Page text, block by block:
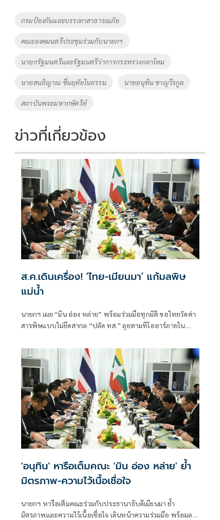
o
k
Li
k
Tags
กรมป้องกันและบรรเทาสาธารณภัย
คณะองคมนตรีประชุมร่วมกับนายกฯ
นายกรัฐมนตรีและรัฐมนตรีว่าการกระทรวงกลาโหม
นายสนธิญาณ ชื่นฤทัยในธรรม นายอนุทิน ชาญวีรกูล
สถาบันพระมหากษัตริย์
ข่าวที่เกี่ยวข้อง
ส.ค.เดินเครื่อง! ‘ไทย-เมียนมา’ แก้มลพิษ
แม่นํ้า
นายกฯ เผย “มิน อ่อง หล่าย” พร้อมร่วมมือทุกมิติ ขอไทยวัดค่า
สารพิษแบบไม่ยึดสากล “ปลัด ทส.” ลุยตามทีโออาร์ภายใน
การทูตไทยบนเวทีโลก
'อนุทิน' หารือเต็มคณะ 'มิน อ่อง หล่าย' ย้ำ
มิตรภาพ-ความไว้เนื้อเชื่อใจ
นายกฯ หารือเต็มคณะร่วมกับประธานาธิบดีเมียนมา ย้ำ
มิตรภาพและความไว้เนื้อเชื่อใจ เดินหน้าความร่วมมือ พร้อมลง